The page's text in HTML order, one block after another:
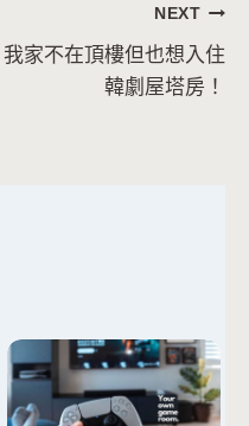
NEXT
我家不在頂樓但也想入住
韓劇屋塔房！